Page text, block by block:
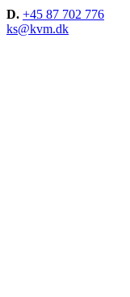
D. +45 87 702 776
ks@kvm.dk